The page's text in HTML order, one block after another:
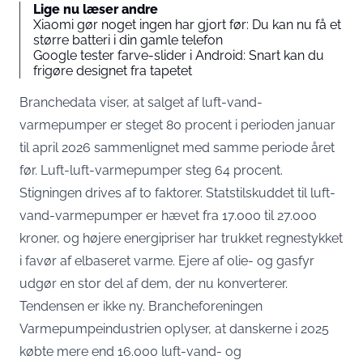
Lige nu læser andre
Xiaomi gør noget ingen har gjort før: Du kan nu få et
større batteri i din gamle telefon
Google tester farve-slider i Android: Snart kan du
frigøre designet fra tapetet
Branchedata viser, at salget af luft-vand-
varmepumper er steget 80 procent i perioden januar
til april 2026 sammenlignet med samme periode året
før. Luft-luft-varmepumper steg 64 procent.
Stigningen drives af to faktorer. Statstilskuddet til luft-
vand-varmepumper er hævet fra 17.000 til 27.000
kroner, og højere energipriser har trukket regnestykket
i favør af elbaseret varme. Ejere af olie- og gasfyr
udgør en stor del af dem, der nu konverterer.
Tendensen er ikke ny. Brancheforeningen
Varmepumpeindustrien oplyser, at danskerne i 2025
købte mere end 16.000 luft-vand- og